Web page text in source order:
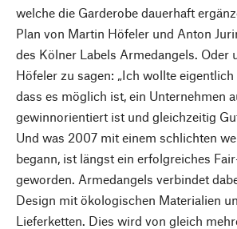
welche die Garderobe dauerhaft
Plan von Martin Höfeler und Anton
des Kölner Labels Armedangels. Oder
Höfeler zu sagen: „Ich wollte
dass es möglich ist, ein Unternehmen
gewinnorientiert ist und gleichzeitig
Und was 2007 mit einem schlichten
begann, ist längst ein erfolgreiches
geworden. Armedangels verbindet
Design mit ökologischen Materialien
Lieferketten. Dies wird von gleich